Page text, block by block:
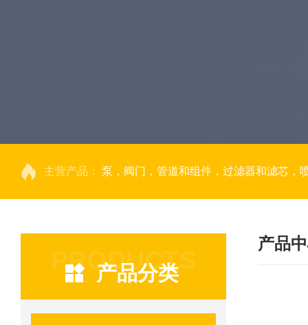
主营产品： 泵，阀门，管道和组件，过滤器和滤芯，
PRODUCTS
产品分类
产品